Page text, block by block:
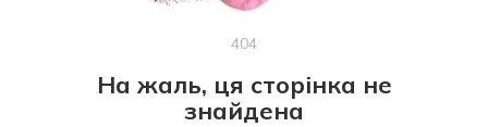
404
На жаль, ця сторінка не
знайдена